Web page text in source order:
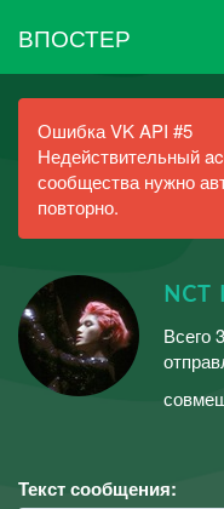
ВПОСТЕР
Ошибка VK API #5
Недействительный
сообщества нужно
повторно.
ɴᴄᴛ
Всего
Текст сообщения: